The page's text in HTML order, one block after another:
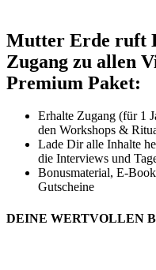
Mutter Erde ruft
Zugang zu allen
Premium Paket:
Erhalte Zugang (für 1
den Workshops &
Lade Dir alle Inhalte
die Interviews und
Bonusmaterial, E-
Gutscheine
DEINE WERTVOLLEN